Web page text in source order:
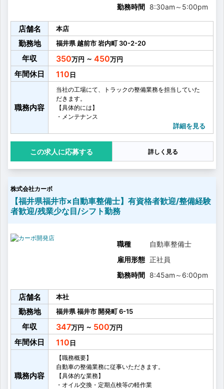
勤務時間 8:30am ～ 5:00pm
店舗名 本店
勤務地 福井県越前市岩内町 30-2-20
年収 350 ～ 450
年間休日 110
職務内容
当社の工場にて、トラックの整備業務を担当していた
だきます。
【具体的には】
・メンテナンス
・部品交換
・エンジンやトランスミッションの分解点検 など
※ピット数：5基
※月間入庫台数：約30台
詳細を見る
応募する 詳しく見る
株式会社カーボ
【福井県福井市×自動車整備士】有資格者歓迎/整備経験
者歓迎/残業少な目/シフト勤務
職種
自動車整備士
雇用形態 正社員
勤務時間 8:45am ～ 6:00pm
店舗名 本社
勤務地 福井県福井市 開発町6-15
年収 347 ～ 500
年間休日 110
職務内容
【職務概要】
自動車の整備業務に従事いただきます。
【具体的な業務】
・オイル交換・定期点検等の軽作業